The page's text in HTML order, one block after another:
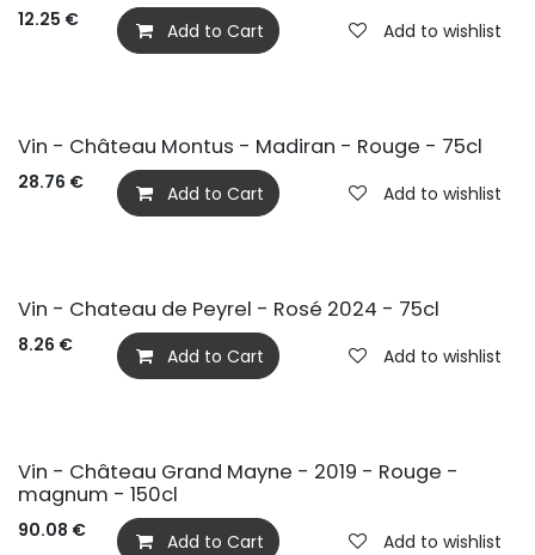
12.25 € Add to Cart Add to wishlist
Vin - Château Montus - Madiran - Rouge - 75cl
28.76 € Add to Cart Add to wishlist
BIO
Vin - Chateau de Peyrel - Rosé 2024 - 75cl
8.26 € Add to Cart Add to wishlist
Vin - Château Grand Mayne - 2019 - Rouge -
magnum - 150cl
90.08 € Add to Cart Add to wishlist